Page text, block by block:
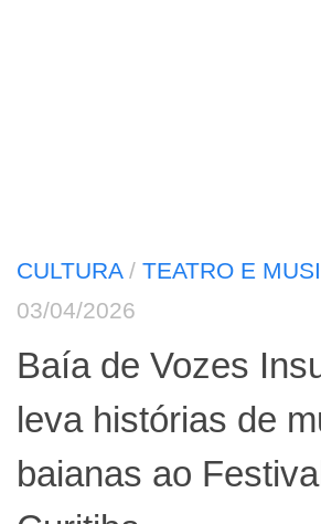
CULTURA/ TEATRO E
03/04/2026
Baía de Vozes
leva histórias de
baianas ao